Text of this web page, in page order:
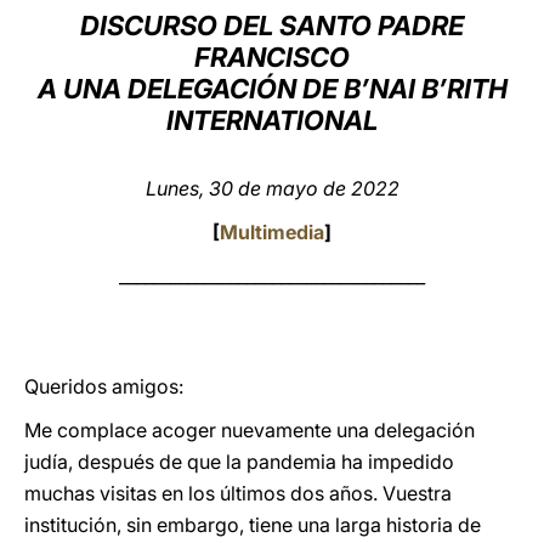
LATINE
DISCURSO DEL SANTO PADRE
FRANCISCO
A UNA DELEGACIÓN DE ​B’NAI B’RITH
INTERNATIONAL
Lunes, 30 de mayo de 2022
[Multimedia]
Queridos amigos:
Me complace acoger nuevamente una delegación
judía, después de que la pandemia ha impedido
muchas visitas en los últimos dos años. Vuestra
institución, sin embargo, tiene una larga historia de